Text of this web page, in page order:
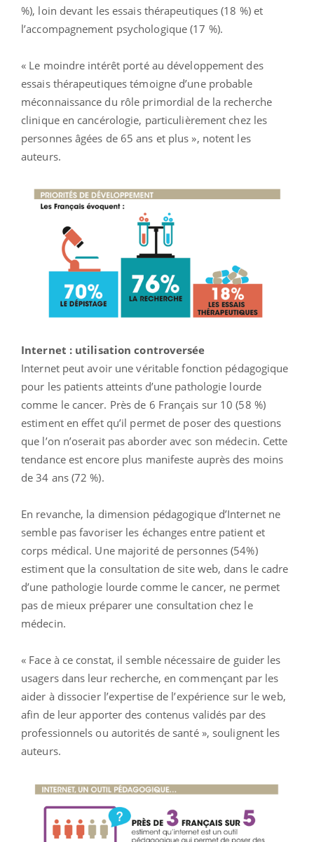
%), loin devant les essais thérapeutiques (18 %) et
l’accompagnement psychologique (17 %).
« Le moindre intérêt porté au développement des
essais thérapeutiques témoigne d’une probable
méconnaissance du rôle primordial de la recherche
clinique en cancérologie, particulièrement chez les
personnes âgées de 65 ans et plus », notent les
auteurs.
Internet : utilisation controversée
Internet peut avoir une véritable fonction pédagogique
pour les patients atteints d’une pathologie lourde
comme le cancer. Près de 6 Français sur 10 (58 %)
estiment en effet qu’il permet de poser des questions
que l’on n’oserait pas aborder avec son médecin. Cette
tendance est encore plus manifeste auprès des moins
de 34 ans (72 %).
En revanche, la dimension pédagogique d’Internet ne
semble pas favoriser les échanges entre patient et
corps médical. Une majorité de personnes (54%)
estiment que la consultation de site web, dans le cadre
d’une pathologie lourde comme le cancer, ne permet
pas de mieux préparer une consultation chez le
médecin.
« Face à ce constat, il semble nécessaire de guider les
usagers dans leur recherche, en commençant par les
aider à dissocier l’expertise de l’expérience sur le web,
afin de leur apporter des contenus validés par des
professionnels ou autorités de santé », soulignent les
auteurs.